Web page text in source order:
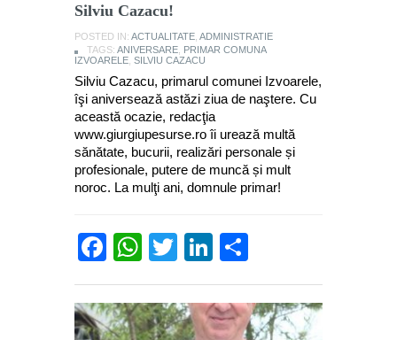
Silviu Cazacu!
POSTED IN: ACTUALITATE ADMINISTRATIE
TAGS: ANIVERSARE PRIMAR COMUNA
IZVOARELE SILVIU CAZACU
Silviu Cazacu, primarul comunei Izvoarele,
îşi aniversează astăzi ziua de naştere. Cu
această ocazie, redacţia
www.giurgiupesurse.ro îi urează multă
sănătate, bucurii, realizări personale și
profesionale, putere de muncă și mult
noroc. La mulţi ani, domnule primar!
Facebook
WhatsApp
TwitterLinkedIn